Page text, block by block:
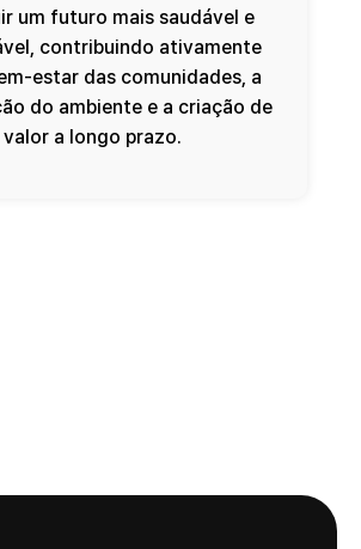
um futuro mais saudável e
contribuindo ativamente
estar das comunidades, a
do ambiente e a criação de
valor a longo prazo.